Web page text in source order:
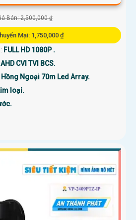
Bán: 2,500,000 ₫
Mại: 1,750,000 ₫
FULL HD 1080P .
AHD CVI TVI BCS.
Hồng Ngoại 70m Led Array.
loại.